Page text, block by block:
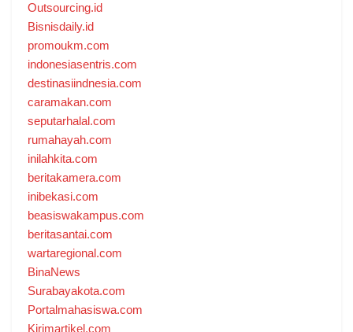
Outsourcing.id
Bisnisdaily.id
promoukm.com
indonesiasentris.com
destinasiindnesia.com
caramakan.com
seputarhalal.com
rumahayah.com
inilahkita.com
beritakamera.com
inibekasi.com
beasiswakampus.com
beritasantai.com
wartaregional.com
BinaNews
Surabayakota.com
Portalmahasiswa.com
Kirimartikel.com